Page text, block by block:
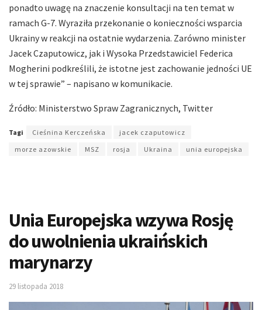
ponadto uwagę na znaczenie konsultacji na ten temat w
ramach G-7. Wyraziła przekonanie o konieczności wsparcia
Ukrainy w reakcji na ostatnie wydarzenia. Zarówno minister
Jacek Czaputowicz, jak i Wysoka Przedstawiciel Federica
Mogherini podkreślili, że istotne jest zachowanie jedności UE
w tej sprawie” – napisano w komunikacie.
Źródło: Ministerstwo Spraw Zagranicznych, Twitter
Tagi Cieśnina Kerczeńska
jacek czaputowicz
morze azowskie
MSZ rosja Ukraina unia europejska
Unia Europejska wzywa Rosję
do uwolnienia ukraińskich
marynarzy
29 listopada 2018